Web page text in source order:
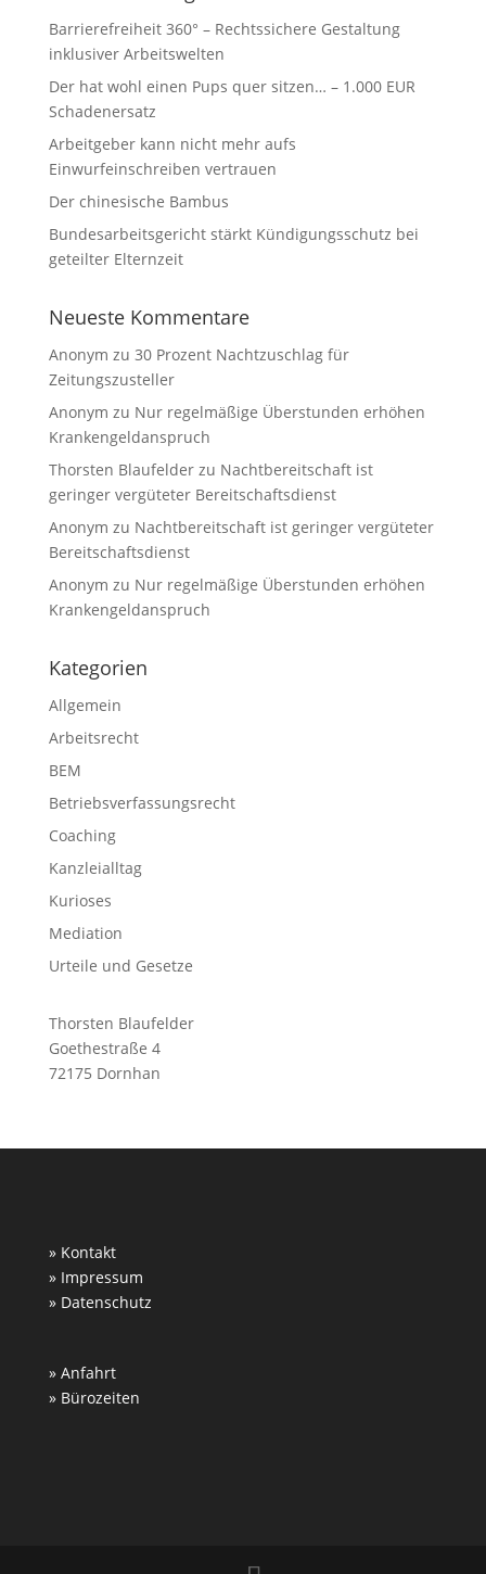
Barrierefreiheit 360° – Rechtssichere Gestaltung
inklusiver Arbeitswelten
Der hat wohl einen Pups quer sitzen… – 1.000 EUR
Schadenersatz
Arbeitgeber kann nicht mehr aufs
Einwurfeinschreiben vertrauen
Der chinesische Bambus
Bundesarbeitsgericht stärkt Kündigungsschutz bei
geteilter Elternzeit
Neueste Kommentare
Anonym zu 30 Prozent Nachtzuschlag für
Zeitungszusteller
Anonym zu Nur regelmäßige Überstunden erhöhen
Krankengeldanspruch
Thorsten Blaufelderzu Nachtbereitschaft ist
geringer vergüteter Bereitschaftsdienst
Anonym zu Nachtbereitschaft ist geringer vergüteter
Bereitschaftsdienst
Anonym zu Nur regelmäßige Überstunden erhöhen
Krankengeldanspruch
Kategorien
Allgemein
Arbeitsrecht
BEM
Betriebsverfassungsrecht
Coaching
Kanzleialltag
Kurioses
Mediation
Urteile und Gesetze
Thorsten Blaufelder
Goethestraße 4
72175 Dornhan
» Kontakt
» Impressum
» Datenschutz
» Anfahrt
» Bürozeiten